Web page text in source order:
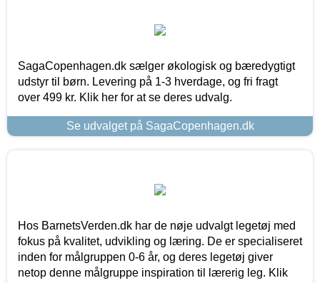
SagaCopenhagen.dk sælger økologisk og bæredygtigt
udstyr til børn. Levering på 1-3 hverdage, og fri fragt
over 499 kr. Klik her for at se deres udvalg.
Se udvalget på SagaCopenhagen.dk
Hos BarnetsVerden.dk har de nøje udvalgt legetøj med
fokus på kvalitet, udvikling og læring. De er specialiseret
inden for målgruppen 0-6 år, og deres legetøj giver
netop denne målgruppe inspiration til lærerig leg. Klik